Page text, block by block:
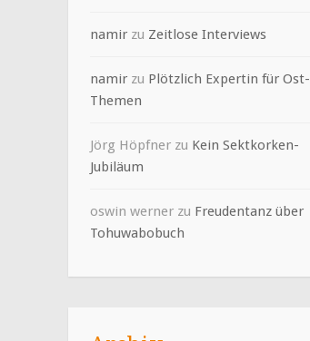
namir zu Zeitlose Interviews
namir zu Plötzlich Expertin für Ost-
Themen
Jörg Höpfner zu Kein Sektkorken-
Jubiläum
oswin werner zu Freudentanz über
Tohuwabobuch